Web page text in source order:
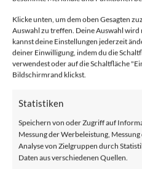
Klicke unten, um dem oben Gesagten
Auswahl zu treffen. Deine Auswahl wird
kannst deine Einstellungen jederzeit
deiner Einwilligung, indem du die
verwendest oder auf die Schaltfläche
Bildschirmrand klickst.
Statistiken
Speichern von oder Zugriff auf
Messung der Werbeleistung,
Analyse von Zielgruppen durch
Daten aus verschiedenen Quellen.
Liebe Leserinnen und Leser,
besondere Zeit voller Freude,
vollen Zügen genießen
gemeinsamen Essen oder
Während wir uns an diesen […]